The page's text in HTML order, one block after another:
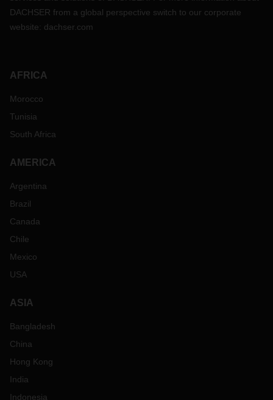
DACHSER from a global perspective switch to our corporate
website: dachser.com
AFRICA
Morocco
Tunisia
South Africa
AMERICA
Argentina
Brazil
Canada
Chile
Mexico
USA
ASIA
Bangladesh
China
Hong Kong
India
Indonesia